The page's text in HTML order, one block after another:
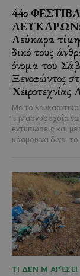
44ο
Λεύκαρα
δικό τους
όνομα του
Ξενοφώντος
Με το λευκαρίτικο
την αργυροχοΐα να
εντυπώσεις και
κόσμου να δίνει το...
ΤΙ ΔΕΝ Μ ΑΡΈΣΕΙ